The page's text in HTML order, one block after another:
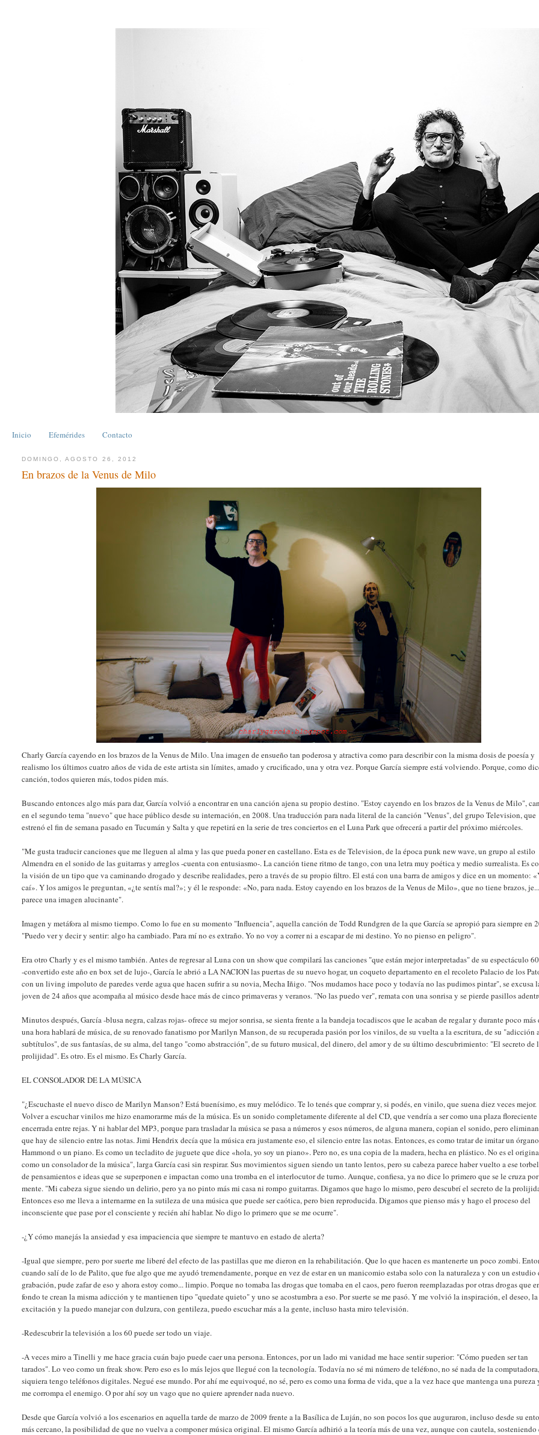
Inicio Efemérides Contacto
DOMINGO, AGOSTO 26, 2012
En brazos de la Venus de Milo
Charly García cayendo en los brazos de la Venus de Milo. Una imagen de ensueño tan poderosa y atractiva como para describir con la misma dosis de poesía y
realismo los últimos cuatro años de vida de este artista sin límites, amado y crucificado, una y otra vez. Porque García siempre está volviendo. Porque, como
canción, todos quieren más, todos piden más.
Buscando entonces algo más para dar, García volvió a encontrar en una canción ajena su propio destino. "Estoy cayendo en los brazos de la Venus de Milo",
en el segundo tema "nuevo" que hace público desde su internación, en 2008. Una traducción para nada literal de la canción "Venus", del grupo Television, que
estrenó el fin de semana pasado en Tucumán y Salta y que repetirá en la serie de tres conciertos en el Luna Park que ofrecerá a partir del próximo miércoles.
"Me gusta traducir canciones que me lleguen al alma y las que pueda poner en castellano. Esta es de Television, de la época punk new wave, un grupo al estilo
Almendra en el sonido de las guitarras y arreglos -cuenta con entusiasmo-. La canción tiene ritmo de tango, con una letra muy poética y medio surrealista. Es
la visión de un tipo que va caminando drogado y describe realidades, pero a través de su propio filtro. El está con una barra de amigos y dice en un momento:
caí». Y los amigos le preguntan, «¿te sentís mal?»; y él le responde: «No, para nada. Estoy cayendo en los brazos de la Venus de Milo», que no tiene brazos,
parece una imagen alucinante".
Imagen y metáfora al mismo tiempo. Como lo fue en su momento "Influencia", aquella canción de Todd Rundgren de la que García se apropió para siempre en
"Puedo ver y decir y sentir: algo ha cambiado. Para mí no es extraño. Yo no voy a correr ni a escapar de mi destino. Yo no pienso en peligro".
Era otro Charly y es el mismo también. Antes de regresar al Luna con un show que compilará las canciones "que están mejor interpretadas" de su espectáculo
-convertido este año en box set de lujo-, García le abrió a LA NACION las puertas de su nuevo hogar, un coqueto departamento en el recoleto Palacio de los
con un living impoluto de paredes verde agua que hacen sufrir a su novia, Mecha Iñigo. "Nos mudamos hace poco y todavía no las pudimos pintar", se excusa
joven de 24 años que acompaña al músico desde hace más de cinco primaveras y veranos. "No las puedo ver", remata con una sonrisa y se pierde pasillos
Minutos después, García -blusa negra, calzas rojas- ofrece su mejor sonrisa, se sienta frente a la bandeja tocadiscos que le acaban de regalar y durante poco más
una hora hablará de música, de su renovado fanatismo por Marilyn Manson, de su recuperada pasión por los vinilos, de su vuelta a la escritura, de su "adicción
subtítulos", de sus fantasías, de su alma, del tango "como abstracción", de su futuro musical, del dinero, del amor y de su último descubrimiento: "El secreto de
prolijidad". Es otro. Es el mismo. Es Charly García.
EL CONSOLADOR DE LA MÚSICA
"¿Escuchaste el nuevo disco de Marilyn Manson? Está buenísimo, es muy melódico. Te lo tenés que comprar y, si podés, en vinilo, que suena diez veces mejor.
Volver a escuchar vinilos me hizo enamorarme más de la música. Es un sonido completamente diferente al del CD, que vendría a ser como una plaza floreciente
encerrada entre rejas. Y ni hablar del MP3, porque para trasladar la música se pasa a números y esos números, de alguna manera, copian el sonido, pero
que hay de silencio entre las notas. Jimi Hendrix decía que la música era justamente eso, el silencio entre las notas. Entonces, es como tratar de imitar un órgano
Hammond o un piano. Es como un tecladito de juguete que dice «hola, yo soy un piano». Pero no, es una copia de la madera, hecha en plástico. No es el
como un consolador de la música", larga García casi sin respirar. Sus movimientos siguen siendo un tanto lentos, pero su cabeza parece haber vuelto a ese
de pensamientos e ideas que se superponen e impactan como una tromba en el interlocutor de turno. Aunque, confiesa, ya no dice lo primero que se le cruza
mente. "Mi cabeza sigue siendo un delirio, pero ya no pinto más mi casa ni rompo guitarras. Digamos que hago lo mismo, pero descubrí el secreto de la
Entonces eso me lleva a internarme en la sutileza de una música que puede ser caótica, pero bien reproducida. Digamos que pienso más y hago el proceso del
inconsciente que pase por el consciente y recién ahí hablar. No digo lo primero que se me ocurre".
-¿Y cómo manejás la ansiedad y esa impaciencia que siempre te mantuvo en estado de alerta?
-Igual que siempre, pero por suerte me liberé del efecto de las pastillas que me dieron en la rehabilitación. Que lo que hacen es mantenerte un poco zombi.
cuando salí de lo de Palito, que fue algo que me ayudó tremendamente, porque en vez de estar en un manicomio estaba solo con la naturaleza y con un estudio
grabación, pude zafar de eso y ahora estoy como... limpio. Porque no tomaba las drogas que tomaba en el caos, pero fueron reemplazadas por otras drogas que
fondo te crean la misma adicción y te mantienen tipo "quedate quieto" y uno se acostumbra a eso. Por suerte se me pasó. Y me volvió la inspiración, el deseo, la
excitación y la puedo manejar con dulzura, con gentileza, puedo escuchar más a la gente, incluso hasta miro televisión.
-Redescubrir la televisión a los 60 puede ser todo un viaje.
-A veces miro a Tinelli y me hace gracia cuán bajo puede caer una persona. Entonces, por un lado mi vanidad me hace sentir superior: "Cómo pueden ser tan
tarados". Lo veo como un freak show. Pero eso es lo más lejos que llegué con la tecnología. Todavía no sé mi número de teléfono, no sé nada de la
siquiera tengo teléfonos digitales. Negué ese mundo. Por ahí me equivoqué, no sé, pero es como una forma de vida, que a la vez hace que mantenga una pureza
me corrompa el enemigo. O por ahí soy un vago que no quiere aprender nada nuevo.
Desde que García volvió a los escenarios en aquella tarde de marzo de 2009 frente a la Basílica de Luján, no son pocos los que auguraron, incluso desde su
más cercano, la posibilidad de que no vuelva a componer música original. El mismo García adhirió a la teoría más de una vez, aunque con cautela, sosteniendo